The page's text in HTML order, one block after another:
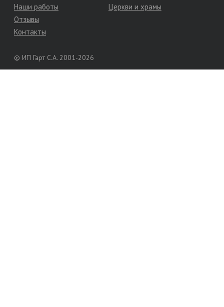
Наши работы
Отзывы
Контакты
Церкви и храмы
© ИП Гарт С.А. 2001-2026